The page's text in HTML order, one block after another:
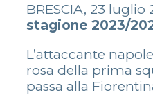
BRESCIA, 23 luglio
stagione 2023/
L’attaccante
rosa della prima
passa alla